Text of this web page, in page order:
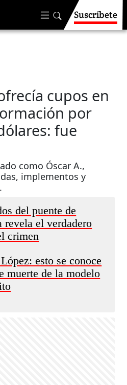
Suscríbete
cupos en
por
fue
como Óscar A.,
implementos y
del puente de
revela el verdadero
crimen
esto se conoce
muerte de la modelo